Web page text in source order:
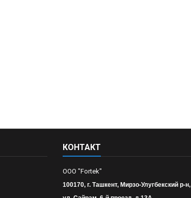
КОНТАКТ
OOO "Fortek"
100170, г. Ташкент, Мирзо-Улугбекский р-н,